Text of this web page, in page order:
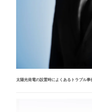
太陽光発電の設置時によくあるトラブル事